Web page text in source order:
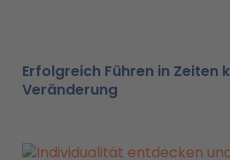
Erfolgreich Führen in Zeiten
Veränderung